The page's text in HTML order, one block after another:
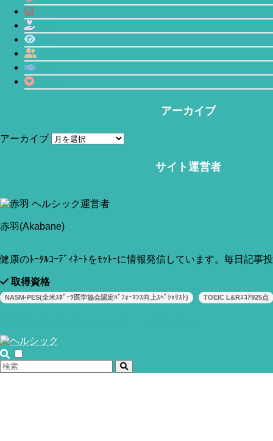
アーカイブ
アーカイブ
サイト運営者
赤羽(Akabane)
健康のﾄｰﾀﾙｺｰﾃﾞｨﾈｰﾄをﾓｯﾄｰに情報発信しています。毎日記事
取得資格
NASM-PES(全米ｽﾎﾟｰﾂ医学協会認定ﾊﾟﾌｫｰﾏﾝｽ向上ｽﾍﾟｼｬﾘｽﾄ) TOEIC L&Rｽｺｱ925点
当サイトはアフィリエイトリンク(広告も含む)を利用しています。